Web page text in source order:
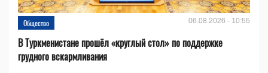
Общество 06.08.2026 - 10:55
В Туркменистане прошёл «круглый стол» по поддержке
грудного вскармливания